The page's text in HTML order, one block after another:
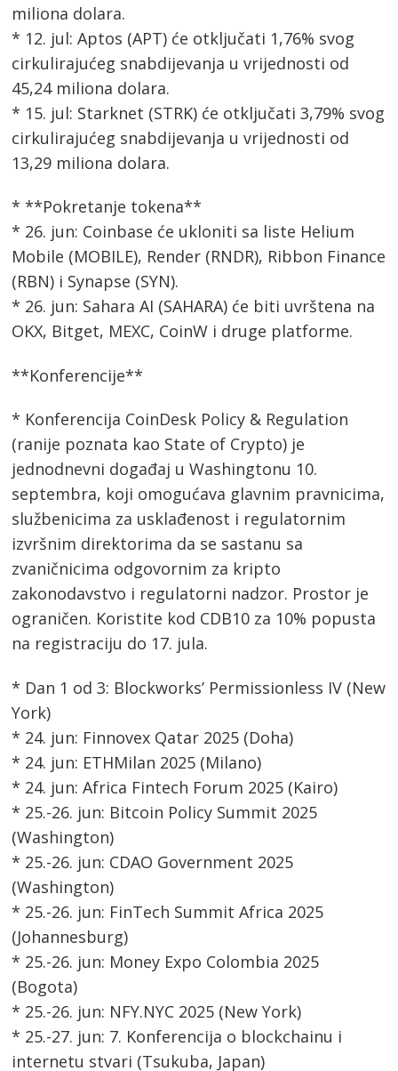
miliona dolara.
* 12. jul: Aptos (APT) će otključati 1,76% svog
cirkulirajućeg snabdijevanja u vrijednosti od
45,24 miliona dolara.
* 15. jul: Starknet (STRK) će otključati 3,79% svog
cirkulirajućeg snabdijevanja u vrijednosti od
13,29 miliona dolara.
* **Pokretanje tokena**
* 26. jun: Coinbase će ukloniti sa liste Helium
Mobile (MOBILE), Render (RNDR), Ribbon Finance
(RBN) i Synapse (SYN).
* 26. jun: Sahara AI (SAHARA) će biti uvrštena na
OKX, Bitget, MEXC, CoinW i druge platforme.
**Konferencije**
* Konferencija CoinDesk Policy & Regulation
(ranije poznata kao State of Crypto) je
jednodnevni događaj u Washingtonu 10.
septembra, koji omogućava glavnim pravnicima,
službenicima za usklađenost i regulatornim
izvršnim direktorima da se sastanu sa
zvaničnicima odgovornim za kripto
zakonodavstvo i regulatorni nadzor. Prostor je
ograničen. Koristite kod CDB10 za 10% popusta
na registraciju do 17. jula.
* Dan 1 od 3: Blockworks’ Permissionless IV (New
York)
* 24. jun: Finnovex Qatar 2025 (Doha)
* 24. jun: ETHMilan 2025 (Milano)
* 24. jun: Africa Fintech Forum 2025 (Kairo)
* 25.-26. jun: Bitcoin Policy Summit 2025
(Washington)
* 25.-26. jun: CDAO Government 2025
(Washington)
* 25.-26. jun: FinTech Summit Africa 2025
(Johannesburg)
* 25.-26. jun: Money Expo Colombia 2025
(Bogota)
* 25.-26. jun: NFY.NYC 2025 (New York)
* 25.-27. jun: 7. Konferencija o blockchainu i
internetu stvari (Tsukuba, Japan)